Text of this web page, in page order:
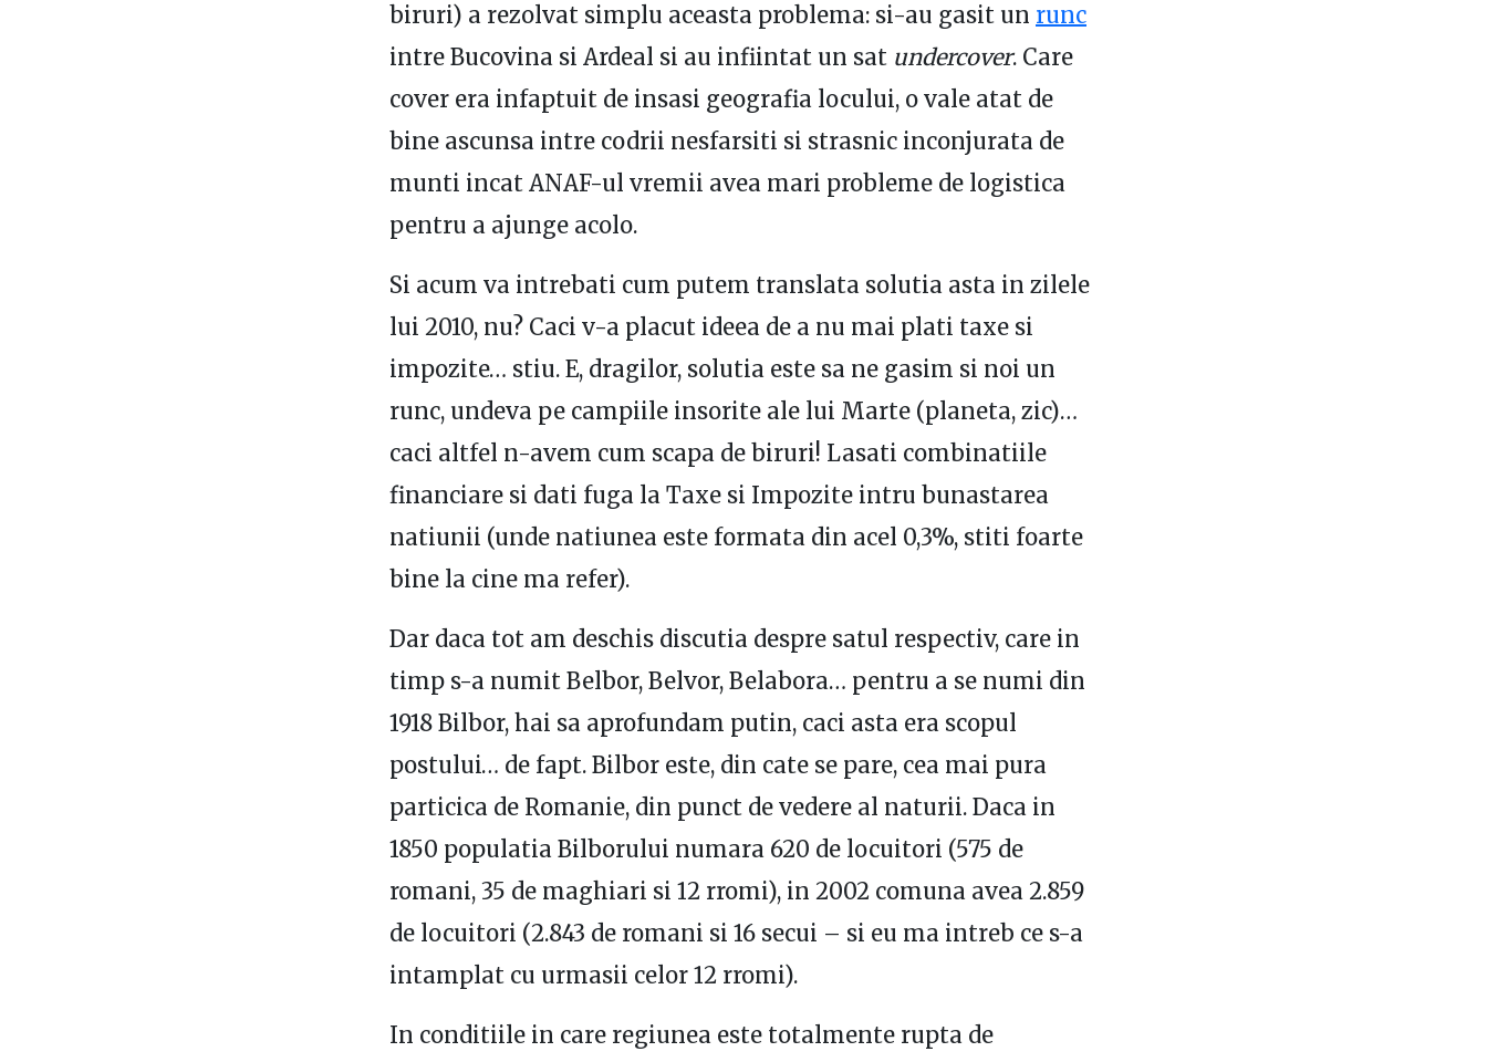
biruri) a rezolvat simplu aceasta problema: si-au gasit un runc
intre Bucovina si Ardeal si au infiintat un sat undercover. Care
cover era infaptuit de insasi geografia locului, o vale atat de
bine ascunsa intre codrii nesfarsiti si strasnic inconjurata de
munti incat ANAF-ul vremii avea mari probleme de logistica
pentru a ajunge acolo.
Si acum va intrebati cum putem translata solutia asta in zilele
lui 2010, nu? Caci v-a placut ideea de a nu mai plati taxe si
impozite… stiu. E, dragilor, solutia este sa ne gasim si noi un
runc, undeva pe campiile insorite ale lui Marte (planeta, zic)…
caci altfel n-avem cum scapa de biruri! Lasati combinatiile
financiare si dati fuga la Taxe si Impozite intru bunastarea
natiunii (unde natiunea este formata din acel 0,3%, stiti foarte
bine la cine ma refer).
Dar daca tot am deschis discutia despre satul respectiv, care in
timp s-a numit Belbor, Belvor, Belabora… pentru a se numi din
1918 Bilbor, hai sa aprofundam putin, caci asta era scopul
postului… de fapt. Bilbor este, din cate se pare, cea mai pura
particica de Romanie, din punct de vedere al naturii. Daca in
1850 populatia Bilborului numara 620 de locuitori (575 de
romani, 35 de maghiari si 12 rromi), in 2002 comuna avea 2.859
de locuitori (2.843 de romani si 16 secui – si eu ma intreb ce s-a
intamplat cu urmasii celor 12 rromi).
In conditiile in care regiunea este totalmente rupta de